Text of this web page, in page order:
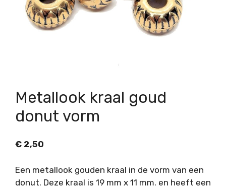
Metallook kraal goud
donut vorm
€ 2,50
Een metallook gouden kraal in de vorm van een
donut. Deze kraal is 19 mm x 11 mm. en heeft een